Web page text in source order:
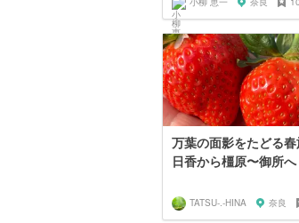
万葉の面影をたどる
日香から橿原〜御所へ
TATSU-.-HINA 奈良